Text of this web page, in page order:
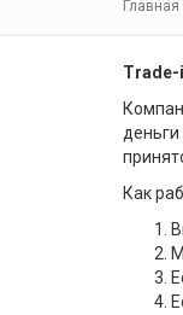
Главная
Trade-
Как